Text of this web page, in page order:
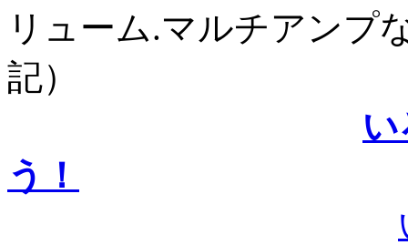
リューム.マルチアンプ
記）
う！